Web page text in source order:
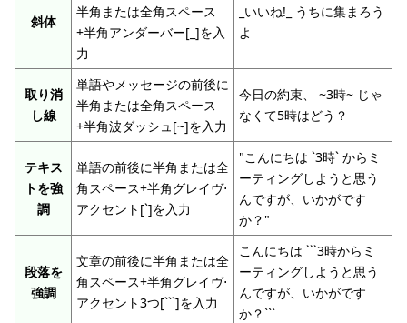
斜体
半角または全角スペース
+半角アンダーバー[_]を入
力
_いいね!_ うちに集まろう
よ
取り消
し線
単語やメッセージの前後に
半角または全角スペース
+半角波ダッシュ[~]を入力
今日の約束、 ~3時~ じゃ
なくて5時はどう？
テキス
トを強
調
単語の前後に半角または全
角スペース+半角グレイヴ⋅
アクセント[`]を入力
"こんにちは `3時` からミ
ーティングしようと思う
んですが、いかがです
か？"
段落を
強調
文章の前後に半角または全
角スペース+半角グレイヴ⋅
アクセント3つ[```]を入力
こんにちは ```3時からミ
ーティングしようと思う
んですが、いかがです
か？```